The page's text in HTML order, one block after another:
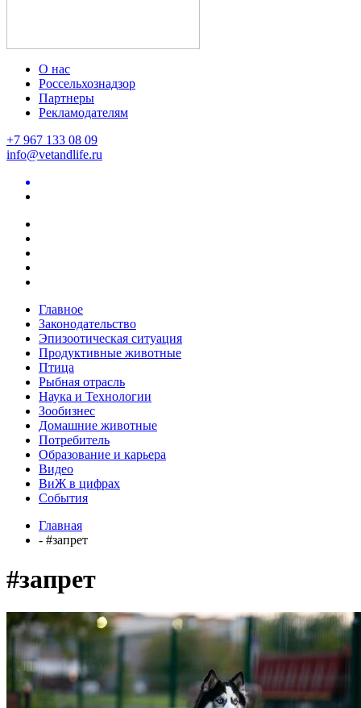
О нас
Россельхознадзор
Партнеры
Рекламодателям
+7 967 133 08 09
info@vetandlife.ru
Главное
Законодательство
Эпизоотическая ситуация
Продуктивные животные
Птица
Рыбная отрасль
Наука и Технологии
Зообизнес
Домашние животные
Потребитель
Образование и карьера
Видео
ВиЖ в цифрах
События
Главная
- #запрет
#запрет